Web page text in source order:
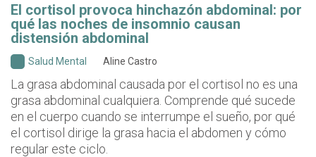
El cortisol provoca hinchazón abdominal: por
qué las noches de insomnio causan
distensión abdominal
Salud Mental Aline Castro
La grasa abdominal causada por el cortisol no es una
grasa abdominal cualquiera. Comprende qué sucede
en el cuerpo cuando se interrumpe el sueño, por qué
el cortisol dirige la grasa hacia el abdomen y cómo
regular este ciclo.